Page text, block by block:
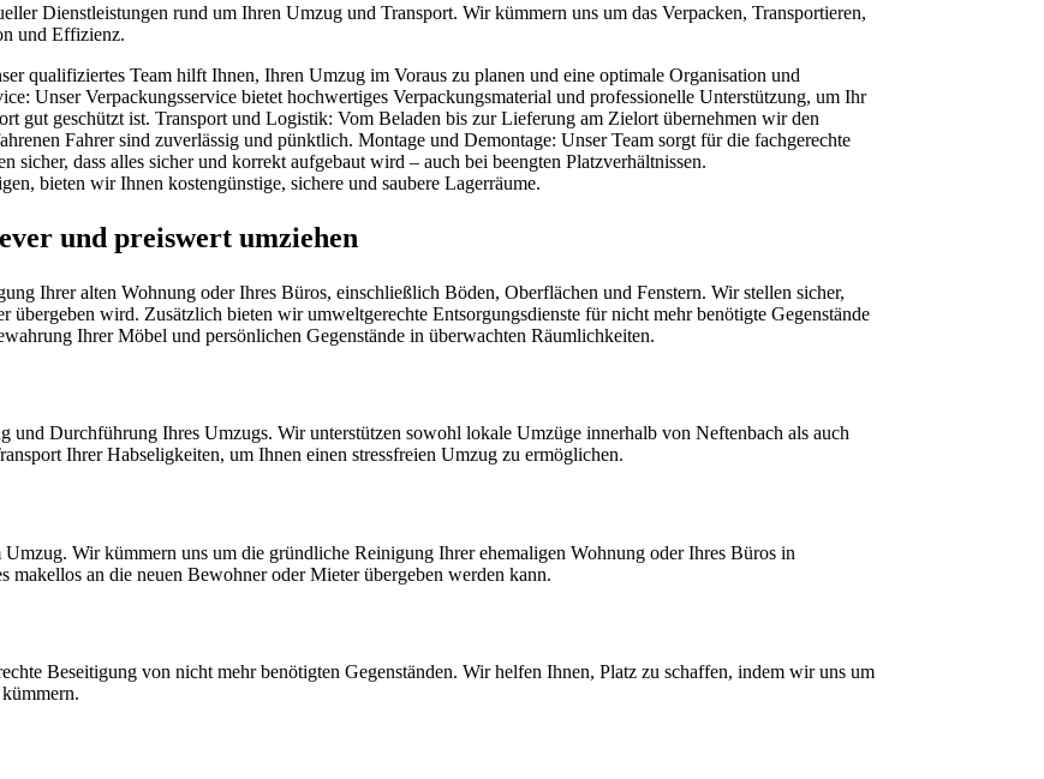
Dienstleistungen rund um Ihren Umzug und Transport. Wir kümmern uns um das Verpacken, Transportieren,
und Effizienz.
qualifiziertes Team hilft Ihnen, Ihren Umzug im Voraus zu planen und eine optimale Organisation und
Unser Verpackungsservice bietet hochwertiges Verpackungsmaterial und professionelle Unterstützung, um Ihr
gut geschützt ist. Transport und Logistik: Vom Beladen bis zur Lieferung am Zielort übernehmen wir den
Fahrer sind zuverlässig und pünktlich. Montage und Demontage: Unser Team sorgt für die fachgerechte
dass alles sicher und korrekt aufgebaut wird – auch bei beengten Platzverhältnissen.
bieten wir Ihnen kostengünstige, sichere und saubere Lagerräume.
und preiswert umziehen
Ihrer alten Wohnung oder Ihres Büros, einschließlich Böden, Oberflächen und Fenstern. Wir stellen sicher,
wird. Zusätzlich bieten wir umweltgerechte Entsorgungsdienste für nicht mehr benötigte Gegenstände
Ihrer Möbel und persönlichen Gegenstände in überwachten Räumlichkeiten.
und Durchführung Ihres Umzugs. Wir unterstützen sowohl lokale Umzüge innerhalb von Neftenbach als auch
Ihrer Habseligkeiten, um Ihnen einen stressfreien Umzug zu ermöglichen.
Wir kümmern uns um die gründliche Reinigung Ihrer ehemaligen Wohnung oder Ihres Büros in
an die neuen Bewohner oder Mieter übergeben werden kann.
Beseitigung von nicht mehr benötigten Gegenständen. Wir helfen Ihnen, Platz zu schaffen, indem wir uns um